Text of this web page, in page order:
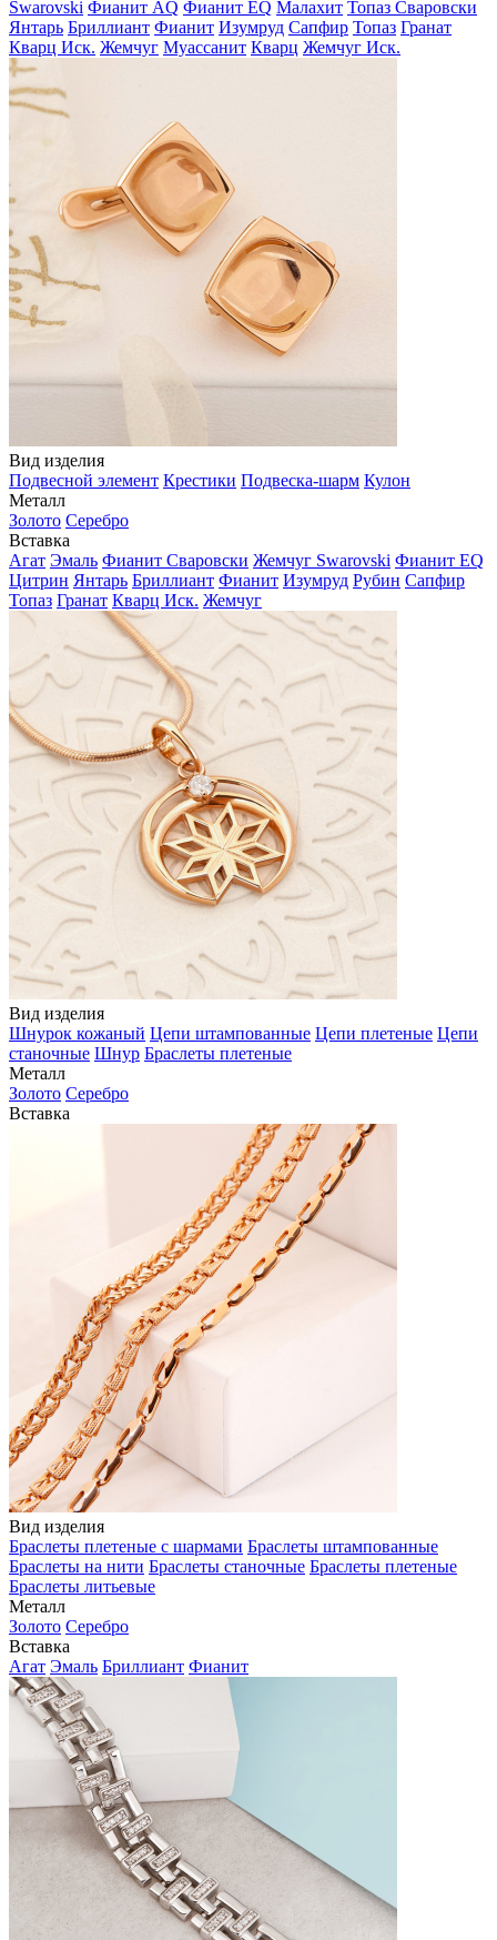
Swarovski Фианит AQ Фианит EQ Малахит Топаз Сваровски
Янтарь Бриллиант Фианит Изумруд Сапфир Топаз Гранат
Кварц Иск. Жемчуг Муассанит Кварц Жемчуг Иск.
Вид изделия
Подвесной элемент Крестики Подвеска-шарм Кулон
Металл
Золото Серебро
Вставка
Агат Эмаль Фианит Сваровски Жемчуг Swarovski Фианит EQ
Цитрин Янтарь Бриллиант Фианит Изумруд Рубин Сапфир
Топаз Гранат Кварц Иск. Жемчуг
Вид изделия
Шнурок кожаный Цепи штампованные Цепи плетеные Цепи
станочные Шнур Браслеты плетеные
Металл
Золото Серебро
Вставка
Вид изделия
Браслеты плетеные с шармами Браслеты штампованные
Браслеты на нити Браслеты станочные Браслеты плетеные
Браслеты литьевые
Металл
Золото Серебро
Вставка
Агат Эмаль Бриллиант Фианит